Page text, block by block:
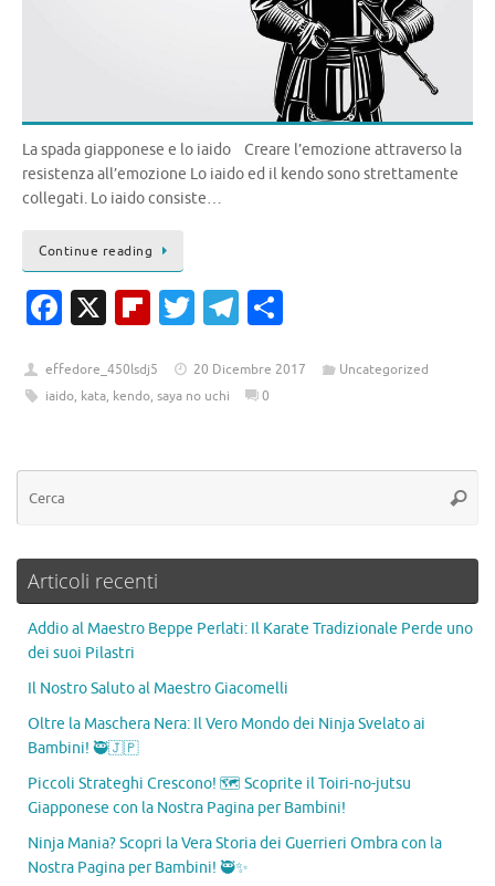
La spada giapponese e lo iaido Creare l’emozione attraverso la
resistenza all’emozione Lo iaido ed il kendo sono strettamente
collegati. Lo iaido consiste…
Continue reading
Fa
e
b
o
X Fl
b
o
d
T
it
te
T
e
gr
m
n
di
effedore_450lsdj5 20 Dicembre 2017
Uncategorized
iaido, kata, kendo, saya no uchi 0
Articoli recenti
Addio al Maestro Beppe Perlati: Il Karate Tradizionale Perde uno
dei suoi Pilastri
Il Nostro Saluto al Maestro Giacomelli
Oltre la Maschera Nera: Il Vero Mondo dei Ninja Svelato ai
Bambini! 🥷🇯🇵
Piccoli Strateghi Crescono! 🗺️ Scoprite il Toiri-no-jutsu
Giapponese con la Nostra Pagina per Bambini!
Ninja Mania? Scopri la Vera Storia dei Guerrieri Ombra con la
Nostra Pagina per Bambini! 🥷✨